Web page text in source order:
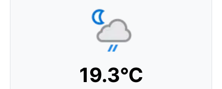
19.3°C